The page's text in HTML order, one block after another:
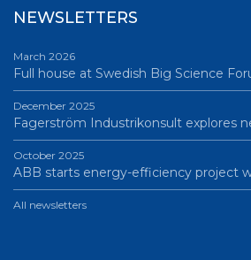
NEWSLETTERS
March 2026
Full house at Swedish Big Science
December 2025
Fagerström Industrikonsult explores
October 2025
ABB starts energy-efficiency project
All newsletters